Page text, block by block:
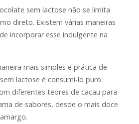
sem lactose não se limita
direto. Existem várias maneiras
incorporar esse indulgente na
mais simples e prática de
lactose é consumi-lo puro.
diferentes teores de cacau para
de sabores, desde o mais doce